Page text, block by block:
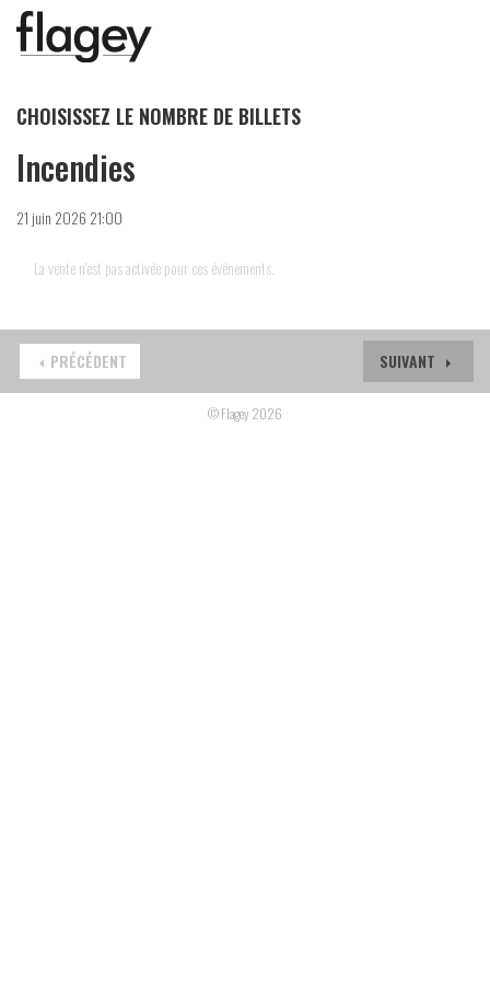
CHOISISSEZ LE NOMBRE DE BILLETS
Incendies
21 juin 2026 21:00
La vente n'est pas activée pour ces événements.
SUIVANT
PRÉCÉDENT
© Flagey 2026